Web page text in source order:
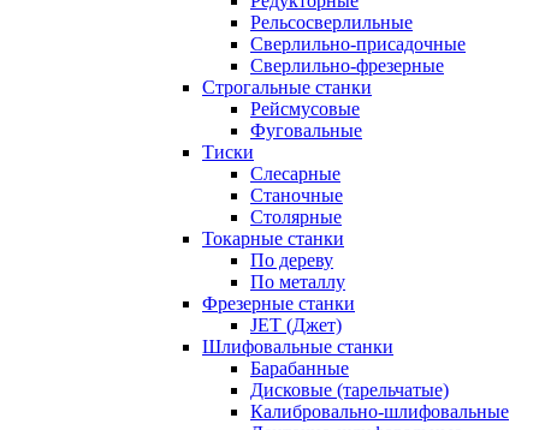
Рельсосверлильные
Сверлильно-присадочные
Сверлильно-фрезерные
Строгальные станки
Рейсмусовые
Фуговальные
Тиски
Слесарные
Станочные
Столярные
Токарные станки
По дереву
По металлу
Фрезерные станки
JET (Джет)
Шлифовальные станки
Барабанные
Дисковые (тарельчатые)
Калибровально-шлифовальные